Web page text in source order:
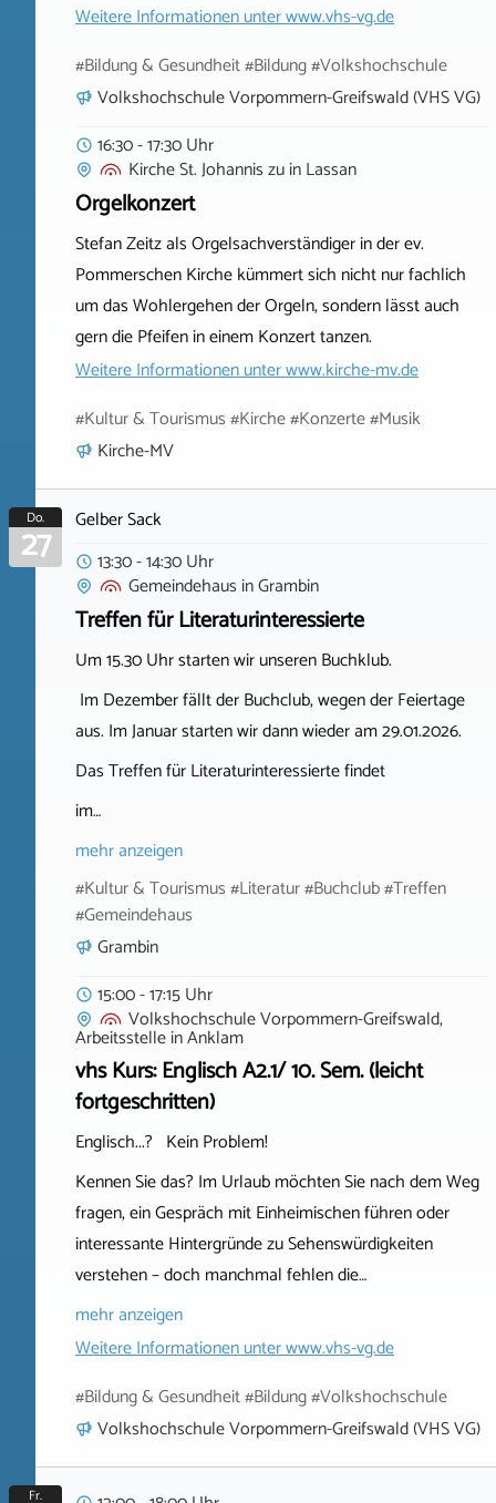
Weitere Informationen unterwww.vhs-vg.de
#Bildung & Gesundheit #Bildung #Volkshochschule
Volkshochschule Vorpommern-Greifswald (VHS VG)
16:30 - 17:30 Uhr
Kirche St. Johannis zuinLassan
Orgelkonzert
Stefan Zeitz als Orgelsachverständiger in der ev.
Pommerschen Kirche kümmert sich nicht nur fachlich
um das Wohlergehen der Orgeln, sondern lässt auch
gern die Pfeifen in einem Konzert tanzen.
Weitere Informationen unterwww.kirche-mv.de
#Kultur & Tourismus #Kirche #Konzerte #Musik
Kirche-MV
Do.
27
Gelber Sack
13:30 - 14:30 Uhr
Gemeindehaus inGrambin
Treffen für Literaturinteressierte
Um 15.30 Uhr starten wir unseren Buchklub.
Im Dezember fällt der Buchclub, wegen der Feiertage
aus. Im Januar starten wir dann wieder am 29.01.2026.
Das Treffen für Literaturinteressierte findet
im…
mehr anzeigen
#Kultur & Tourismus #Literatur #Buchclub #Treffen
#Gemeindehaus
Grambin
15:00 - 17:15 Uhr
Volkshochschule Vorpommern-Greifswald,
ArbeitsstelleinAnklam
vhs Kurs: Englisch A2.1/ 10. Sem. (leicht
fortgeschritten)
Englisch...? Kein Problem!
Kennen Sie das? Im Urlaub möchten Sie nach dem Weg
fragen, ein Gespräch mit Einheimischen führen oder
interessante Hintergründe zu Sehenswürdigkeiten
verstehen – doch manchmal fehlen die…
mehr anzeigen
Weitere Informationen unterwww.vhs-vg.de
#Bildung & Gesundheit #Bildung #Volkshochschule
Volkshochschule Vorpommern-Greifswald (VHS VG)
Fr.